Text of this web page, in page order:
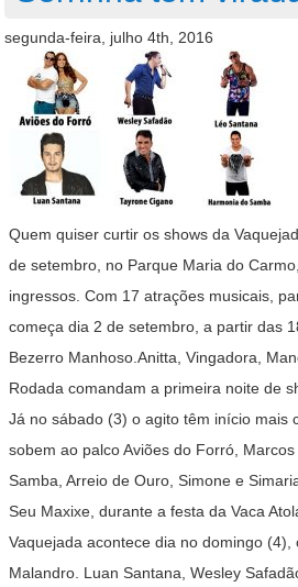
segunda-feira, julho 4th, 2016
Quem quiser curtir os shows da
de setembro, no Parque Maria do
ingressos. Com 17 atrações musicais,
começa dia 2 de setembro, a partir das
Bezerro Manhoso.Anitta, Vingadora,
Rodada comandam a primeira noite de
Já no sábado (3) o agito têm início mais
sobem ao palco Aviões do Forró,
Samba, Arreio de Ouro, Simone e
Seu Maxixe, durante a festa da Vaca
Vaquejada acontece dia no domingo (4),
Malandro. Luan Santana, Wesley